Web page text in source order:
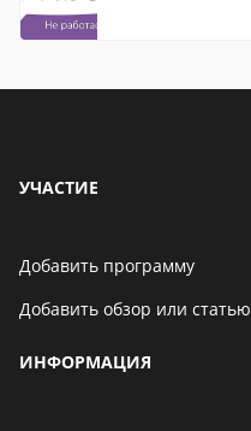
УЧАСТИЕ
Добавить программу
Добавить обзор или статью
ИНФОРМАЦИЯ